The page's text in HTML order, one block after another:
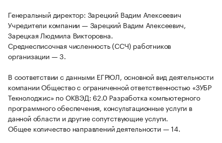
Генеральный директор: Зарецкий Вадим Алексеевич
Учредители компании — Зарецкий Вадим Алексеевич,
Зарецкая Людмила Викторовна.
Среднесписочная численность (ССЧ) работников
организации — 3.
В соответствии с данными ЕГРЮЛ, основной вид деятельности
компании Общество с ограниченной ответственностью «ЗУБР
Текнолоджис» по ОКВЭД: 62.0 Разработка компьютерного
программного обеспечения, консультационные услуги в
данной области и другие сопутствующие услуги.
Общее количество направлений деятельности — 14.